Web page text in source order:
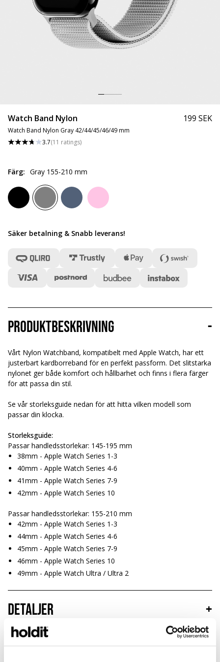
Watch Band Nylon
Watch Band Nylon Gray 42/44/45/46/49 mm
3.7(11 ratings)
199 SEK
Färg: Gray 155-210 mm
Säker betalning & Snabb leverans!
Produktbeskrivning -
Vårt Nylon Watchband, kompatibelt med Apple Watch, har ett
justerbart kardborreband för en perfekt passform. Det slitstarka
nylonet ger både komfort och hållbarhet och finns i flera färger
för att passa din stil.
Se vår storleksguide nedan för att hitta vilken modell som
passar din klocka.
Storleksguide:
Passar handledsstorlekar: 145-195 mm
38mm - Apple Watch Series 1-3
40mm - Apple Watch Series 4-6
41mm - Apple Watch Series 7-9
42mm - Apple Watch Series 10
Passar handledsstorlekar: 155-210 mm
42mm - Apple Watch Series 1-3
44mm - Apple Watch Series 4-6
45mm - Apple Watch Series 7-9
46mm - Apple Watch Series 10
49mm - Apple Watch Ultra / Ultra 2
Detaljer +
Hållbarhet +